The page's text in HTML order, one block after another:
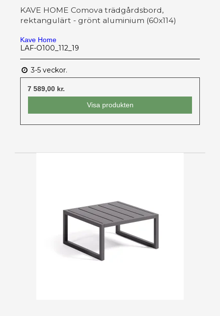
KAVE HOME Comova trädgårdsbord,
rektangulärt - grönt aluminium (60x114)
Kave Home
LAF-O100_112_19
3-5 veckor.
7 589,00 kr.
Visa produkten